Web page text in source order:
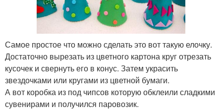
Самое простое что можно сделать это вот такую елочку.
Достаточно вырезать из цветного картона круг отрезать
кусочек и свернуть его в конус. Затем украсить
звездочками или кругами из цветной бумаги.
А вот коробка из под чипсов которую обклеили сладкими
сувенирами и получился паровозик.